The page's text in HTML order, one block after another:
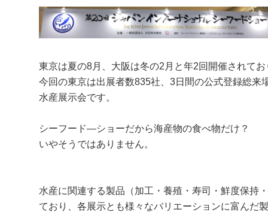
東京は夏の8月、大阪は冬の2月と年2回開催されてお
今回の東京は出展者数835社、3日間の公式登録総来
水産展示会です。
シーフード―ショーだから海産物の食べ物だけ？
いやそうではありません。
水産に関連する製品（加工・養殖・寿司・鮮度保持
ており、各展示とも様々なバリエーションに富んだ